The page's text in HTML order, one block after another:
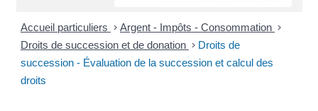
Accueil particuliers > Argent - Impôts - Consommation >
Droits de succession et de donation > Droits de
succession - Évaluation de la succession et calcul des
droits